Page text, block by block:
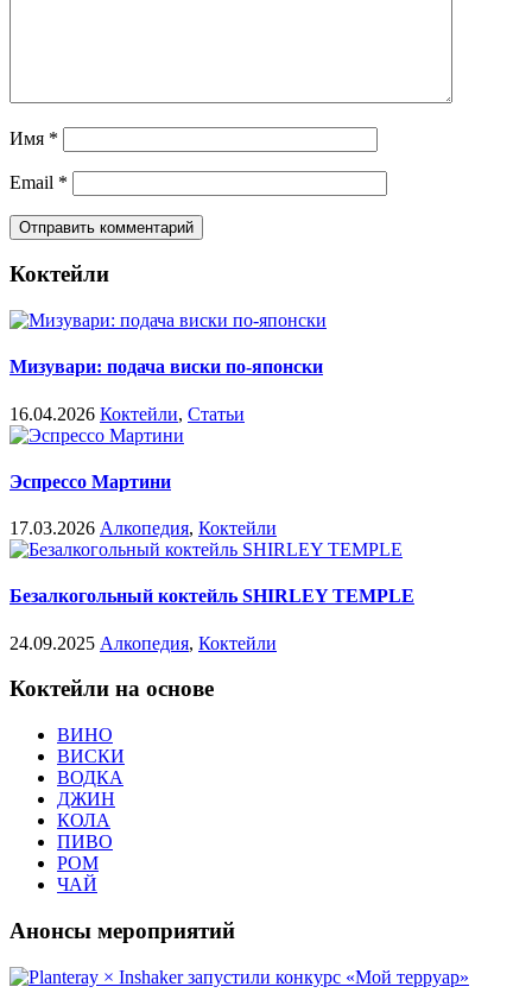
Имя *
Email *
Коктейли
Мизувари: подача виски по-японски
16.04.2026 Коктейли, Статьи
Эспрессо Мартини
17.03.2026 Алкопедия, Коктейли
Безалкогольный коктейль SHIRLEY TEMPLE
24.09.2025 Алкопедия, Коктейли
Коктейли на основе
ВИНО
ВИСКИ
ВОДКА
ДЖИН
КОЛА
ПИВО
РОМ
ЧАЙ
Анонсы мероприятий